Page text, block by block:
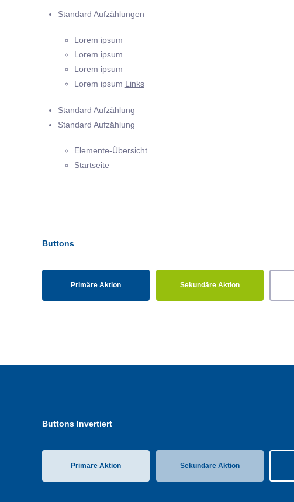
Standard Aufzählungen
Lorem ipsum
Lorem ipsum
Lorem ipsum
Lorem ipsum Links
Standard Aufzählung
Standard Aufzählung
Elemente-Übersicht
Startseite
Buttons
Primäre Aktion Sekundäre Aktion
Buttons Invertiert
Primäre Aktion Sekundäre Aktion